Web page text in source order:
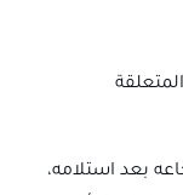
بعد استلامه،